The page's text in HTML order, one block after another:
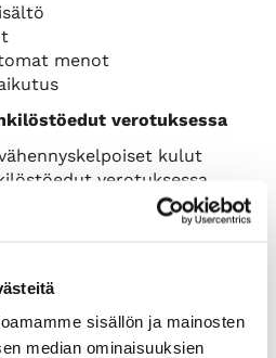
sisällön ja mainosten
median ominaisuuksien
menot
verotuksessa
kulut
verotuksessa
vaikutukset kirjanpidossa
luovutuksen
ja tuonti